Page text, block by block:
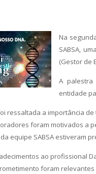
Na
SABSA,
(Gestor de
A
entidade
ressaltada a importância
foram motivados a
equipe SABSA estiveram
ao profissional
foram